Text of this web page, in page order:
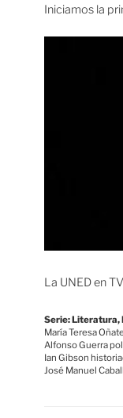
Iniciamos la
La UNED en
Serie: Literatura,
María Teresa
Alfonso Guerra
Ian Gibson
José Manuel